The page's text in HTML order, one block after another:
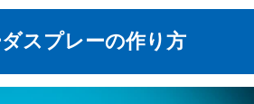
スプレーの作り方